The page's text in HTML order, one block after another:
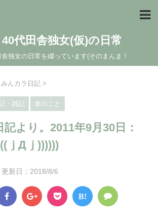
代田舎独女(仮)の日常
独女の日常を綴っています(そのまんま！
みんカラ日記 >
・雑記 車のこと
より。2011年9月30日：
ｊДｊ))))))
新日： 2018/8/6
B!